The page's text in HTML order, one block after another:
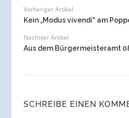
Vorheriger Artikel
Kein „Modus vivendi“ am
Nächster Artikel
Aus dem Bürgermeisteramt
SCHREIBE EINEN